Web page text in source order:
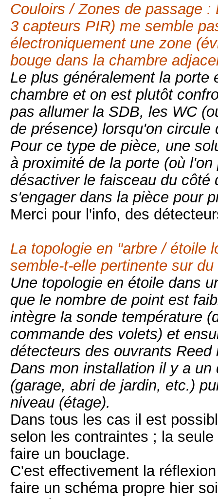
Couloirs / Zones de passage
3 capteurs PIR) me semble
électroniquement une zone
bouge dans la chambre
Le plus généralement la porte
chambre et on est plutôt
pas allumer la SDB, les WC
de présence) lorsqu'on
Pour ce type de pièce, une
à proximité de la porte (où
désactiver le faisceau du côté
s'engager dans la pièce pour
Merci pour l'info, des
La topologie en "arbre / étoile
semble-t-elle pertinente sur du
Une topologie en étoile dans
que le nombre de point est
intègre la sonde température
commande des volets) et
détecteurs des ouvrants
Dans mon installation il y a
(garage, abri de jardin, etc.)
niveau (étage).
Dans tous les cas il est
selon les contraintes ; la
faire un bouclage.
C'est effectivement la
faire un schéma propre hier